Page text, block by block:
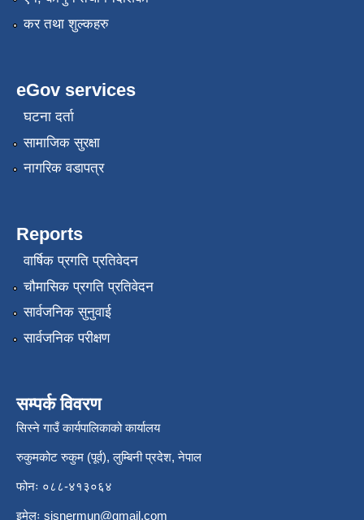
कर तथा शुल्कहरु
eGov services
घटना दर्ता
सामाजिक सुरक्षा
नागरिक वडापत्र
Reports
वार्षिक प्रगति प्रतिवेदन
चौमासिक प्रगति प्रतिवेदन
सार्वजनिक सुनुवाई
सार्वजनिक परीक्षण
सम्पर्क विवरण
सिस्ने गाउँ कार्यपालिकाको कार्यालय
रुकुमकोट रुकुम (पूर्व), लुम्बिनी प्रदेश, नेपाल
फोनः ०८८-४१३०६४
इमेलः sisnermun@gmail.com